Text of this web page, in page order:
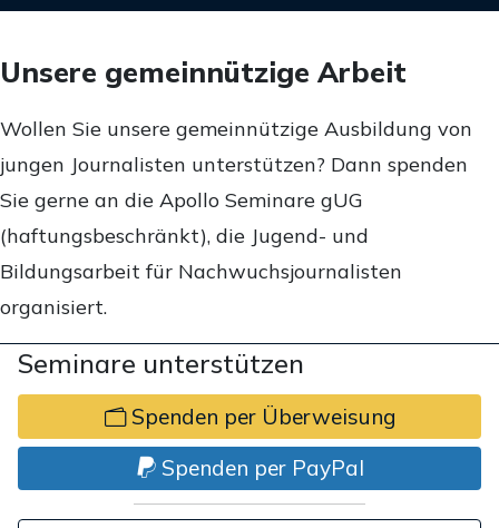
Unsere gemeinnützige Arbeit
Wollen Sie unsere gemeinnützige Ausbildung von
jungen Journalisten unterstützen? Dann spenden
Sie gerne an die Apollo Seminare gUG
(haftungsbeschränkt), die Jugend- und
Bildungsarbeit für Nachwuchsjournalisten
organisiert.
Seminare unterstützen
Spenden per Überweisung
Spenden per PayPal